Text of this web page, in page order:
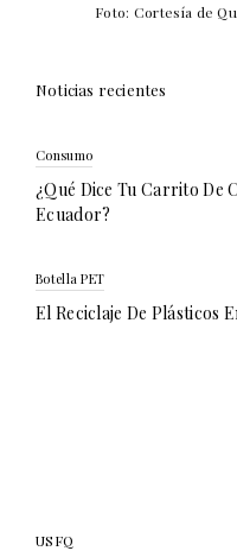
Foto: Cortesía de
Noticias recientes
Consumo
¿Qué Dice Tu Carrito De
Ecuador?
Botella PET
El Reciclaje De Plásticos
USFQ